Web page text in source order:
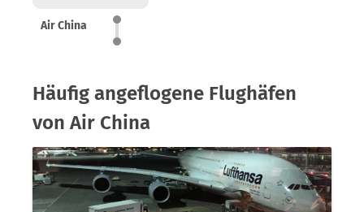
Air China
Häufig angeflogene Flughäfen
von Air China